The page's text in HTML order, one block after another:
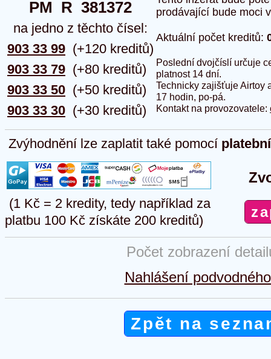
PM  R  381372
na jedno z těchto čísel:
903 33 99
903 33 79
903 33 50
903 33 30
(+120 kreditů)
(+80 kreditů)
(+50 kreditů)
(+30 kreditů)
prodávající bude moci
Aktuální počet kreditů:
Poslední dvojčíslí určuje
platnost 14 dní.
Technicky zajišťuje Airtoy
17 hodin, po-pá.
Kontakt na provozovatele:
Zvýhodnění lze zaplatit také pomocí
(1 Kč = 2 kredity, tedy například za
platbu 100 Kč získáte 200 kreditů)
Počet zobrazení
Nahlášení
Zpět na